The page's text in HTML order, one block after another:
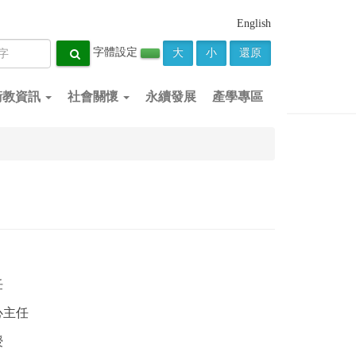
English
字體設定 大 小 還原
教資訊 社會關懷 永續發展 產學專區
主任